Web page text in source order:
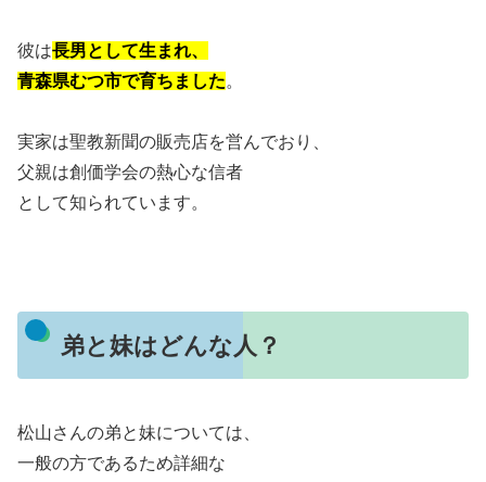
彼は長男として生まれ、
青森県むつ市で育ちました。
実家は聖教新聞の販売店を営んでおり、
父親は創価学会の熱心な信者
として知られています。
弟と妹はどんな人？
松山さんの弟と妹については、
一般の方であるため詳細な